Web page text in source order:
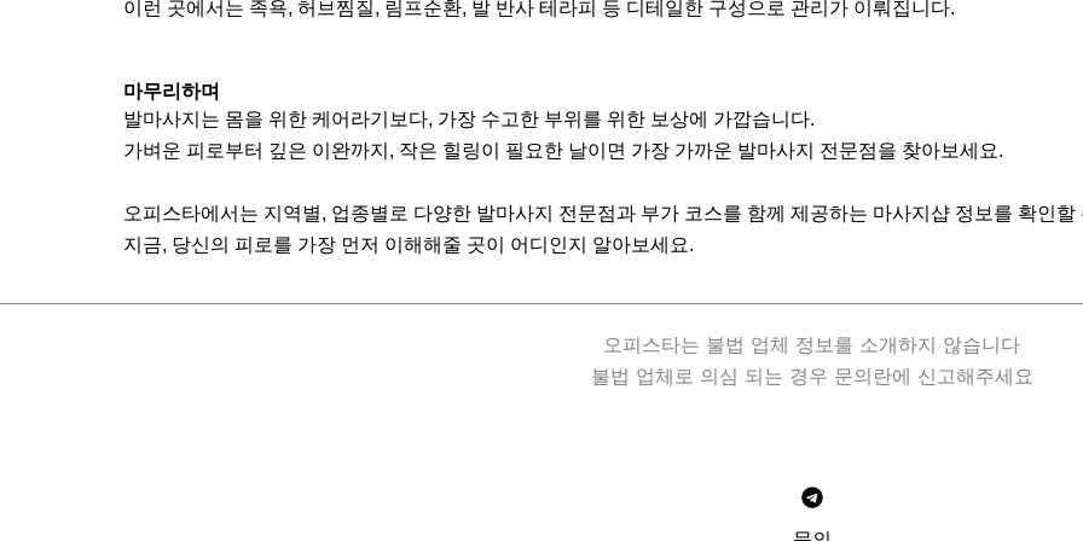
이런 곳에서는 족욕, 허브찜질, 림프순환, 발 반사 테라피 등 디테일한 구성으로 관리가 이뤄집니다.
마무리하며
발마사지는 몸을 위한 케어라기보다, 가장 수고한 부위를 위한 보상에 가깝습니다.
가벼운 피로부터 깊은 이완까지, 작은 힐링이 필요한 날이면 가장 가까운 발마사지 전문점을 찾아보세요.
오피스타에서는 지역별, 업종별로 다양한 발마사지 전문점과 부가 코스를 함께 제공하는 마사지샵 정보를 확인할
지금, 당신의 피로를 가장 먼저 이해해줄 곳이 어디인지 알아보세요.
오피스타는 불법 업체 정보를 소개하지 않습니다
불법 업체로 의심 되는 경우 문의란에 신고해주세요